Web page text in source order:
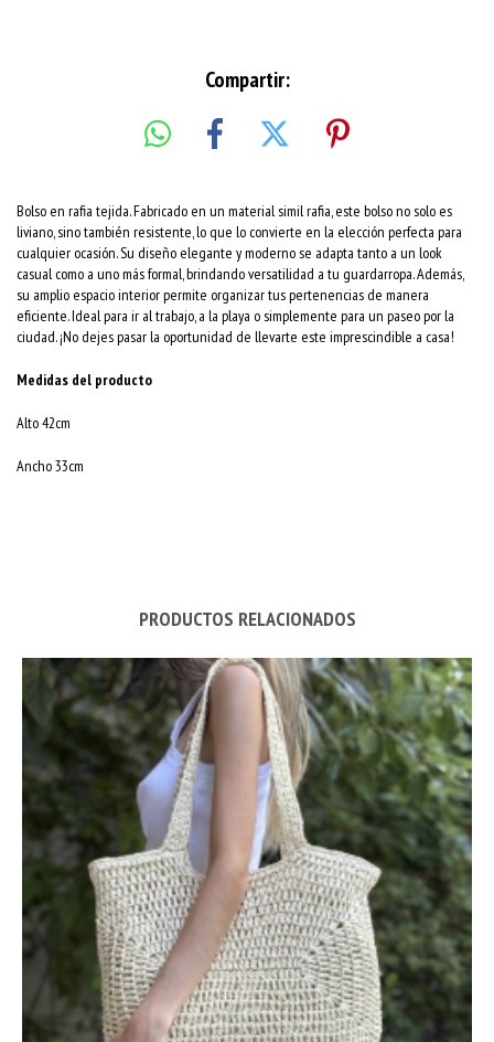
Compartir:
Bolso en rafia tejida. Fabricado en un material simil rafia, este bolso no solo es
liviano, sino también resistente, lo que lo convierte en la elección perfecta para
cualquier ocasión. Su diseño elegante y moderno se adapta tanto a un look
casual como a uno más formal, brindando versatilidad a tu guardarropa. Además,
su amplio espacio interior permite organizar tus pertenencias de manera
eficiente. Ideal para ir al trabajo, a la playa o simplemente para un paseo por la
ciudad. ¡No dejes pasar la oportunidad de llevarte este imprescindible a casa!
Medidas del producto
Alto 42cm
Ancho 33cm
PRODUCTOS RELACIONADOS